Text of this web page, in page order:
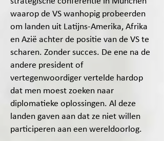
waarop de VS wanhopig probeerden
om landen uit Latijns-Amerika, Afrika
en Azië achter de positie van de VS te
scharen. Zonder succes. De ene na de
andere president of
vertegenwoordiger vertelde hardop
dat men moest zoeken naar
diplomatieke oplossingen. Al deze
landen gaven aan dat ze niet willen
participeren aan een wereldoorlog.